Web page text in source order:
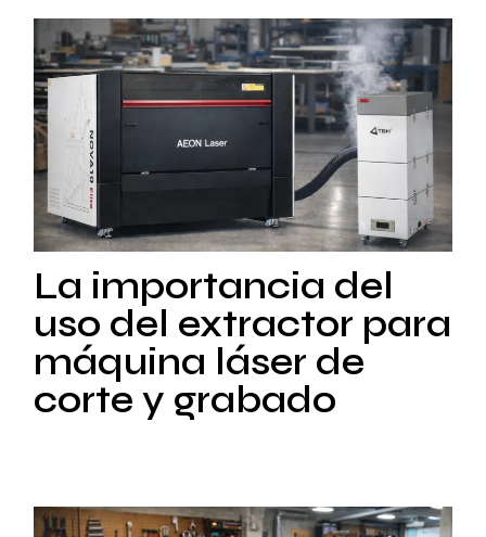
La importancia del
uso del extractor para
máquina láser de
corte y grabado